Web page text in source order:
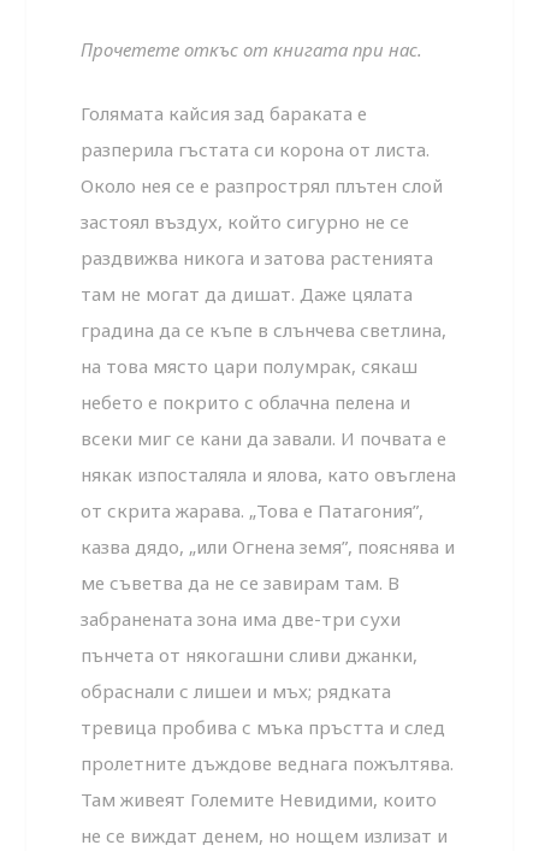
Прочетете откъс от книгата при нас.
Голямата кайсия зад бараката е
разперила гъстата си корона от листа.
Около нея се е разпрострял плътен слой
застоял въздух, който сигурно не се
раздвижва никога и затова растенията
там не могат да дишат. Даже цялата
градина да се къпе в слънчева светлина,
на това място цари полумрак, сякаш
небето е покрито с облачна пелена и
всеки миг се кани да завали. И почвата е
някак изпосталяла и ялова, като овъглена
от скрита жарава. „Това е Патагония”,
казва дядо, „или Огнена земя”, пояснява и
ме съветва да не се завирам там. В
забранената зона има две-три сухи
пънчета от някогашни сливи джанки,
обраснали с лишеи и мъх; рядката
тревица пробива с мъка пръстта и след
пролетните дъждове веднага пожълтява.
Там живеят Големите Невидими, които
не се виждат денем, но нощем излизат и